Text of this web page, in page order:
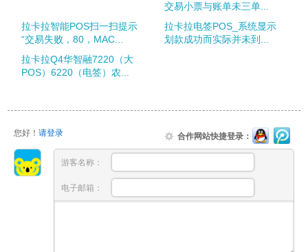
交易小票与账单未三单...
拉卡拉智能POS扫一扫提示
“交易失败，80，MAC...
拉卡拉电签POS_系统显示
划款成功而实际并未到...
拉卡拉Q4华智融7220（大
POS）6220（电签）农...
您好！ 请登录 合作网站快捷登录：
游客名称：
电子邮箱：